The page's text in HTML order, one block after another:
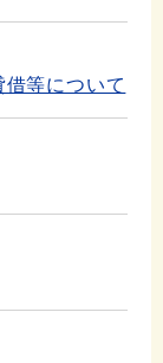
等について